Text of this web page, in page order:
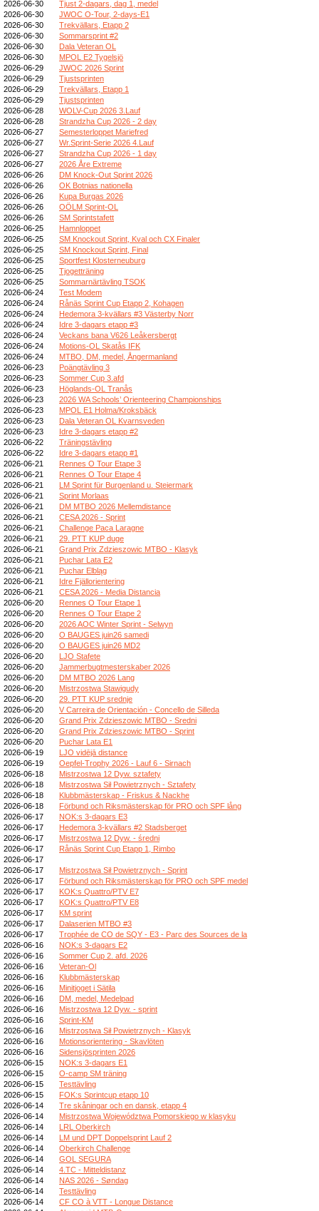
2026-06-30
Tjust 2-dagars, dag 1, medel
2026-06-30
JWOC O-Tour, 2-days-E1
2026-06-30
Trekvällars, Etapp 2
2026-06-30
Sommarsprint #2
2026-06-30
Dala Veteran OL
2026-06-30
MPOL E2 Tygelsjö
2026-06-29
JWOC 2026 Sprint
2026-06-29
Tjustsprinten
2026-06-29
Trekvällars, Etapp 1
2026-06-29
Tjustsprinten
2026-06-28
WOLV-Cup 2026 3.Lauf
2026-06-28
Strandzha Cup 2026 - 2 day
2026-06-27
Semesterloppet Mariefred
2026-06-27
Wr.Sprint-Serie 2026 4.Lauf
2026-06-27
Strandzha Cup 2026 - 1 day
2026-06-27
2026 Åre Extreme
2026-06-26
DM Knock-Out Sprint 2026
2026-06-26
OK Botnias nationella
2026-06-26
Kupa Burgas 2026
2026-06-26
OÖLM Sprint-OL
2026-06-26
SM Sprintstafett
2026-06-25
Hamnloppet
2026-06-25
SM Knockout Sprint, Kval och CX Finaler
2026-06-25
SM Knockout Sprint, Final
2026-06-25
Sportfest Klosterneuburg
2026-06-25
Tjogetträning
2026-06-25
Sommarnärtävling TSOK
2026-06-24
Test Modem
2026-06-24
Rånäs Sprint Cup Etapp 2, Kohagen
2026-06-24
Hedemora 3-kvällars #3 Västerby Norr
2026-06-24
Idre 3-dagars etapp #3
2026-06-24
Veckans bana V626 Leåkersbergt
2026-06-24
Motions-OL Skatås IFK
2026-06-24
MTBO, DM, medel, Ångermanland
2026-06-23
Poängtävling 3
2026-06-23
Sommer Cup 3.afd
2026-06-23
Höglands-OL Tranås
2026-06-23
2026 WA Schools’ Orienteering Championships
2026-06-23
MPOL E1 Holma/Kroksbäck
2026-06-23
Dala Veteran OL Kvarnsveden
2026-06-23
Idre 3-dagars etapp #2
2026-06-22
Träningstävling
2026-06-22
Idre 3-dagars etapp #1
2026-06-21
Rennes O Tour Etape 3
2026-06-21
Rennes O Tour Etape 4
2026-06-21
LM Sprint für Burgenland u. Steiermark
2026-06-21
Sprint Morlaas
2026-06-21
DM MTBO 2026 Mellemdistance
2026-06-21
CESA 2026 - Sprint
2026-06-21
Challenge Paca Laragne
2026-06-21
29. PTT KUP duge
2026-06-21
Grand Prix Zdzieszowic MTBO - Klasyk
2026-06-21
Puchar Lata E2
2026-06-21
Puchar Elbląg
2026-06-21
Idre Fjällorientering
2026-06-21
CESA 2026 - Media Distancia
2026-06-20
Rennes O Tour Etape 1
2026-06-20
Rennes O Tour Etape 2
2026-06-20
2026 AOC Winter Sprint - Selwyn
2026-06-20
O BAUGES juin26 samedi
2026-06-20
O BAUGES juin26 MD2
2026-06-20
LJO Stafete
2026-06-20
Jammerbugtmesterskaber 2026
2026-06-20
DM MTBO 2026 Lang
2026-06-20
Mistrzostwa Stawigudy
2026-06-20
29. PTT KUP srednje
2026-06-20
V Carreira de Orientación - Concello de Silleda
2026-06-20
Grand Prix Zdzieszowic MTBO - Sredni
2026-06-20
Grand Prix Zdzieszowic MTBO - Sprint
2026-06-20
Puchar Lata E1
2026-06-19
LJO vidējā distance
2026-06-19
Oepfel-Trophy 2026 - Lauf 6 - Sirnach
2026-06-18
Mistrzostwa 12 Dyw. sztafety
2026-06-18
Mistrzostwa Sił Powietrznych - Sztafety
2026-06-18
Klubbmästerskap - Friskus & Nackhe
2026-06-18
Förbund och Riksmästerskap för PRO och SPF lång
2026-06-17
NOK:s 3-dagars E3
2026-06-17
Hedemora 3-kvällars #2 Stadsberget
2026-06-17
Mistrzostwa 12 Dyw. - średni
2026-06-17
Rånäs Sprint Cup Etapp 1, Rimbo
2026-06-17
2026-06-17
Mistrzostwa Sił Powietrznych - Sprint
2026-06-17
Förbund och Riksmästerskap för PRO och SPF medel
2026-06-17
KOK:s Quattro/PTV E7
2026-06-17
KOK:s Quattro/PTV E8
2026-06-17
KM sprint
2026-06-17
Dalaserien MTBO #3
2026-06-17
Trophée de CO de SQY - E3 - Parc des Sources de la
2026-06-16
NOK:s 3-dagars E2
2026-06-16
Sommer Cup 2. afd. 2026
2026-06-16
Veteran-Ol
2026-06-16
Klubbmästerskap
2026-06-16
Minitjoget i Sätila
2026-06-16
DM, medel, Medelpad
2026-06-16
Mistrzostwa 12 Dyw. - sprint
2026-06-16
Sprint-KM
2026-06-16
Mistrzostwa Sił Powietrznych - Klasyk
2026-06-16
Motionsorientering - Skavlöten
2026-06-16
Sidensjösprinten 2026
2026-06-15
NOK:s 3-dagars E1
2026-06-15
O-camp SM träning
2026-06-15
Testtävling
2026-06-15
FOK:s Sprintcup etapp 10
2026-06-14
Tre skåningar och en dansk, etapp 4
2026-06-14
Mistrzostwa Województwa Pomorskiego w klasyku
2026-06-14
LRL Oberkirch
2026-06-14
LM und DPT Doppelsprint Lauf 2
2026-06-14
Oberkirch Challenge
2026-06-14
GOL SEGURA
2026-06-14
4.TC - Mitteldistanz
2026-06-14
NAS 2026 - Søndag
2026-06-14
Testtävling
2026-06-14
CF CO à VTT - Longue Distance